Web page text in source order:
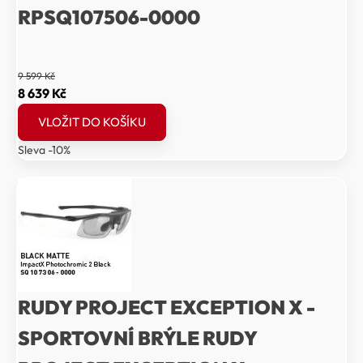
RPSQ107506-0000
9 599Kč
Původní
cena
byla:
9
8 639 KčAktuální
cena
8
VLOŽIT DO KOŠÍKU
Sleva -10%
RUDY PROJECT EXCEPTION X -
SPORTOVNÍ BRÝLE RUDY